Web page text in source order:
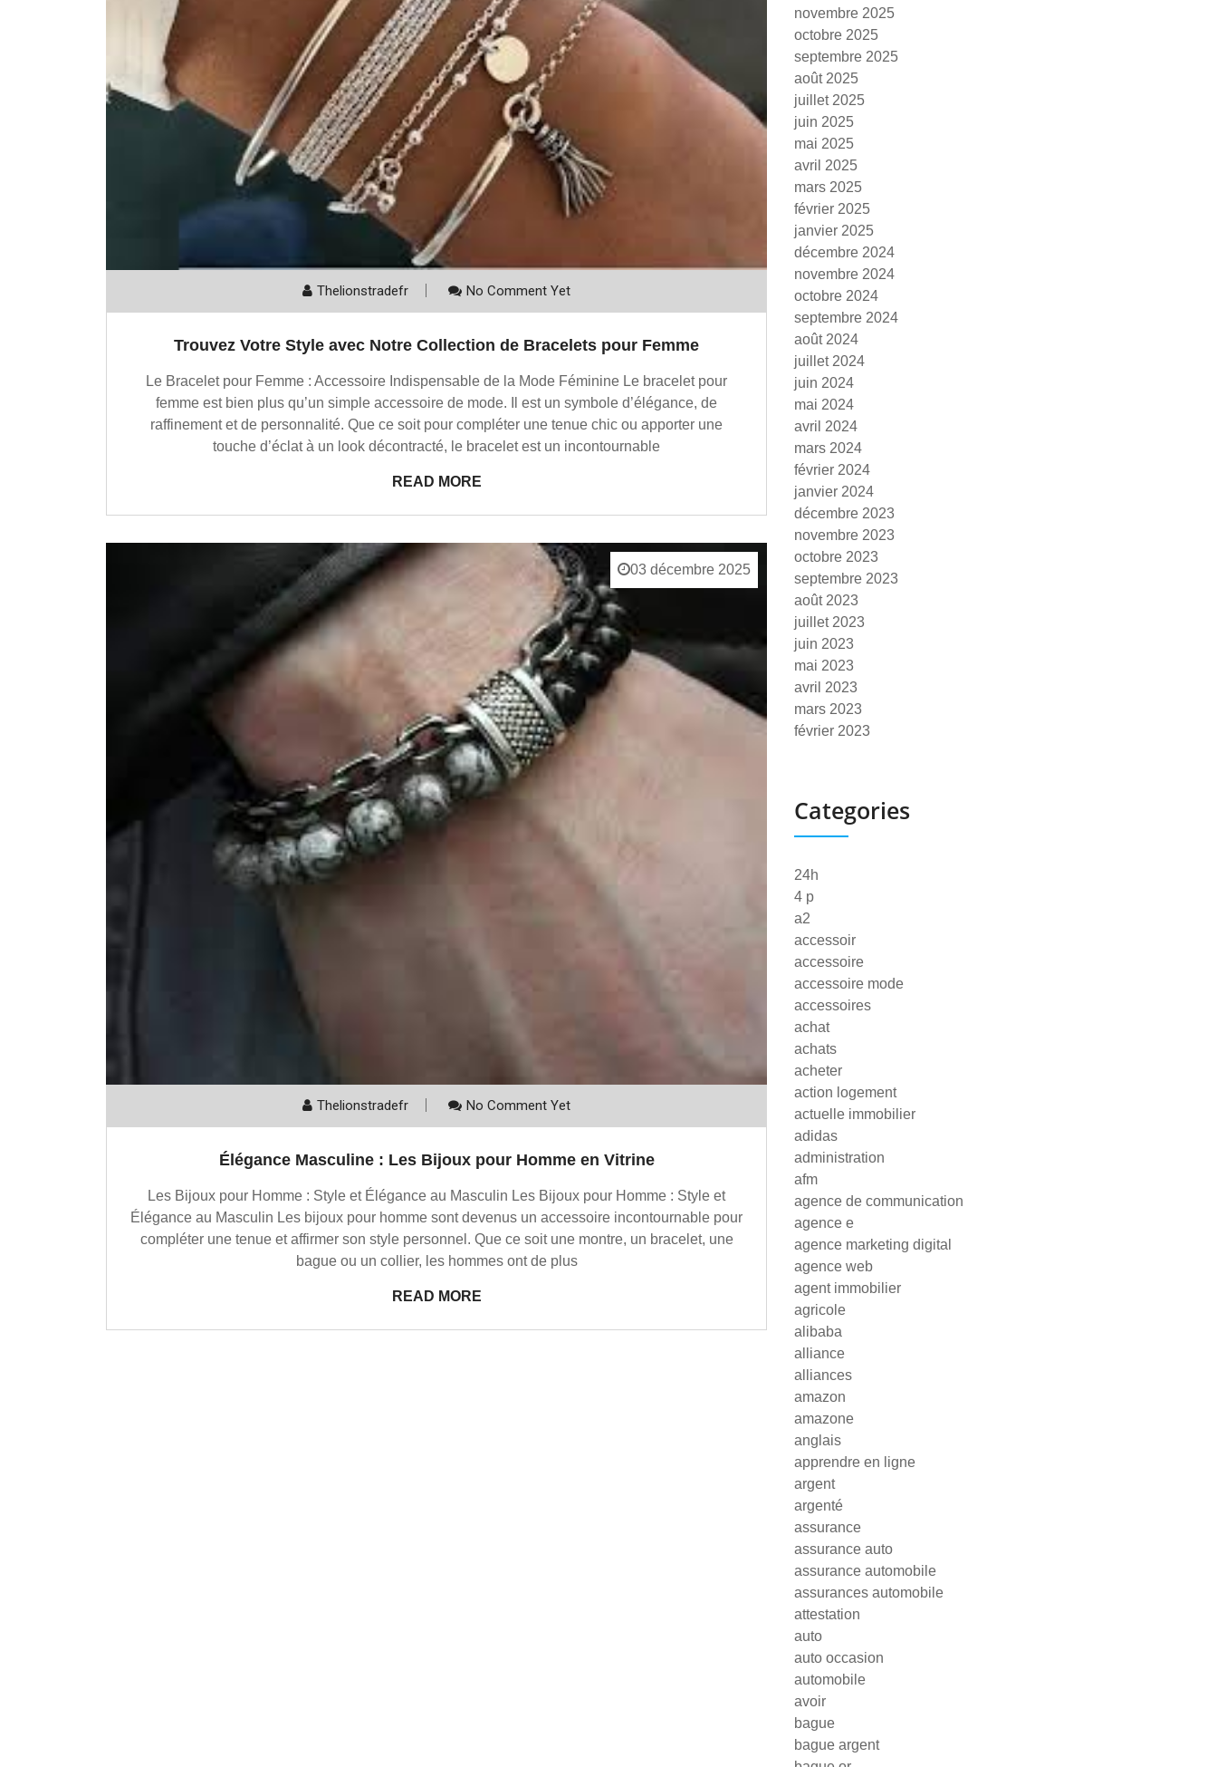
Thelionstradefr No Comment Yet
Trouvez Votre Style avec Notre Collection de Bracelets pour Femme
Le Bracelet pour Femme : Accessoire Indispensable de la Mode Féminine Le bracelet pour
femme est bien plus qu’un simple accessoire de mode. Il est un symbole d’élégance, de
raffinement et de personnalité. Que ce soit pour compléter une tenue chic ou apporter une
touche d’éclat à un look décontracté, le bracelet est un incontournable
READ MORE
03 décembre 2025
Thelionstradefr No Comment Yet
Élégance Masculine : Les Bijoux pour Homme en Vitrine
Les Bijoux pour Homme : Style et Élégance au Masculin Les Bijoux pour Homme : Style et
Élégance au Masculin Les bijoux pour homme sont devenus un accessoire incontournable pour
compléter une tenue et affirmer son style personnel. Que ce soit une montre, un bracelet, une
bague ou un collier, les hommes ont de plus
READ MORE
novembre 2025
octobre 2025
septembre 2025
août 2025
juillet 2025
juin 2025
mai 2025
avril 2025
mars 2025
février 2025
janvier 2025
décembre 2024
novembre 2024
octobre 2024
septembre 2024
août 2024
juillet 2024
juin 2024
mai 2024
avril 2024
mars 2024
février 2024
janvier 2024
décembre 2023
novembre 2023
octobre 2023
septembre 2023
août 2023
juillet 2023
juin 2023
mai 2023
avril 2023
mars 2023
février 2023
Categories
24h
4 p
a2
accessoir
accessoire
accessoire mode
accessoires
achat
achats
acheter
action logement
actuelle immobilier
adidas
administration
afm
agence de communication
agence e
agence marketing digital
agence web
agent immobilier
agricole
alibaba
alliance
alliances
amazon
amazone
anglais
apprendre en ligne
argent
argenté
assurance
assurance auto
assurance automobile
assurances automobile
attestation
auto
auto occasion
automobile
avoir
bague
bague argent